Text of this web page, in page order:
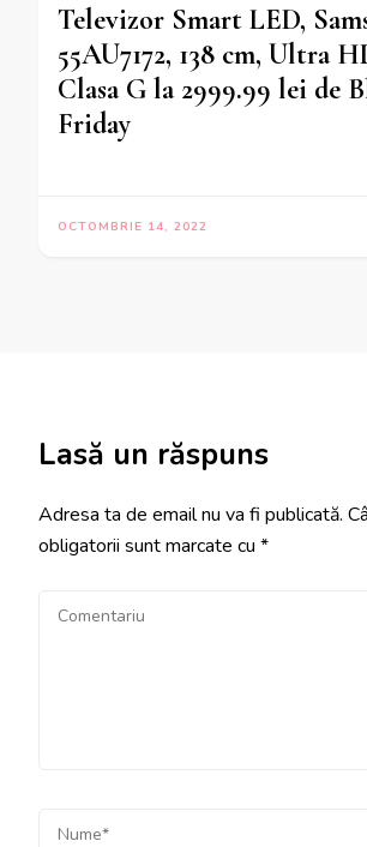
Televizor Smart LED,
55AU7172, 138 cm, Ultra
Clasa G la 2999.99 lei de
Friday
OCTOMBRIE 14, 2022
Lasă un răspuns
Adresa ta de email nu va fi publicată.
obligatorii sunt marcate cu *